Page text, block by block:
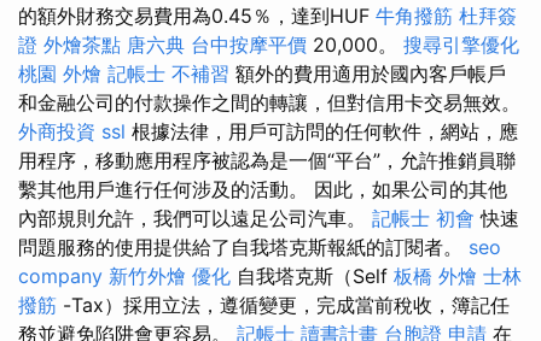
的額外財務交易費用為0.45％，達到HUF 牛角撥筋 杜拜簽
證 外燴茶點 唐六典 台中按摩平價 20,000。 搜尋引擎優化
桃園 外燴 記帳士 不補習 額外的費用適用於國內客戶帳戶
和金融公司的付款操作之間的轉讓，但對信用卡交易無效。
外商投資 ssl 根據法律，用戶可訪問的任何軟件，網站，應
用程序，移動應用程序被認為是一個“平台”，允許推銷員聯
繫其他用戶進行任何涉及的活動。 因此，如果公司的其他
內部規則允許，我們可以遠足公司汽車。 記帳士 初會 快速
問題服務的使用提供給了自我塔克斯報紙的訂閱者。 seo
company 新竹外燴 優化 自我塔克斯（Self 板橋 外燴 士林
撥筋 -Tax）採用立法，遵循變更，完成當前稅收，簿記任
務並避免陷阱會更容易。 記帳士 讀書計畫 台胞證 申請 在